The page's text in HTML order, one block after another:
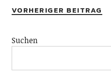
VORHERIGER BEITRAG
Suchen